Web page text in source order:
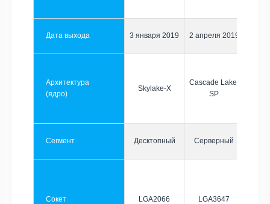
Дата выхода 3 января 2019 2 апреля 2019
Архитектура
(ядро)
Skylake-X
Cascade Lake-
SP
Сегмент Десктопный Серверный
Сокет LGA2066 LGA3647